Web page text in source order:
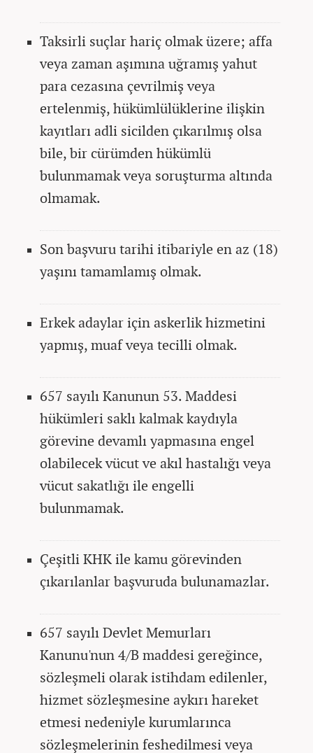
Taksirli suçlar hariç olmak üzere; affa
veya zaman aşımına uğramış yahut
para cezasına çevrilmiş veya
ertelenmiş, hükümlülüklerine ilişkin
kayıtları adli sicilden çıkarılmış olsa
bile, bir cürümden hükümlü
bulunmamak veya soruşturma altında
olmamak.
Son başvuru tarihi itibariyle en az (18)
yaşını tamamlamış olmak.
Erkek adaylar için askerlik hizmetini
yapmış, muaf veya tecilli olmak.
657 sayılı Kanunun 53. Maddesi
hükümleri saklı kalmak kaydıyla
görevine devamlı yapmasına engel
olabilecek vücut ve akıl hastalığı veya
vücut sakatlığı ile engelli
bulunmamak.
Çeşitli KHK ile kamu görevinden
çıkarılanlar başvuruda bulunamazlar.
657 sayılı Devlet Memurları
Kanunu'nun 4/B maddesi gereğince,
sözleşmeli olarak istihdam edilenler,
hizmet sözleşmesine aykırı hareket
etmesi nedeniyle kurumlarınca
sözleşmelerinin feshedilmesi veya